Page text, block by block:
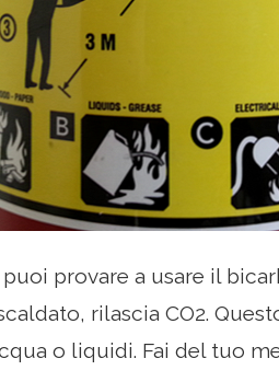
provare a usare il
rilascia CO2.
o liquidi. Fai del tuo